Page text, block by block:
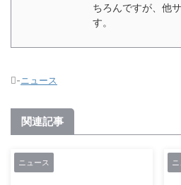
ちろんですが、他
す。
-ニュース
関連記事
ニュース